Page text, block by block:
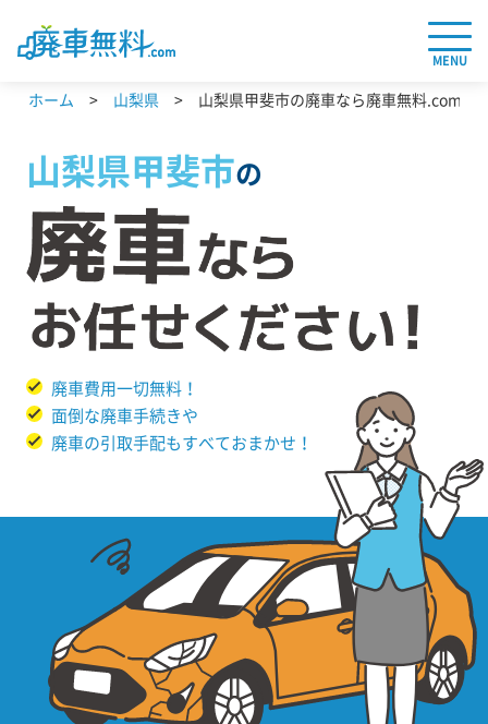
MENU
ホーム 山梨県 山梨県甲斐市の廃車なら廃車無料.com
山梨県甲斐市の
廃車費用一切無料！
面倒な廃車手続きや
廃車の引取手配もすべておまかせ！